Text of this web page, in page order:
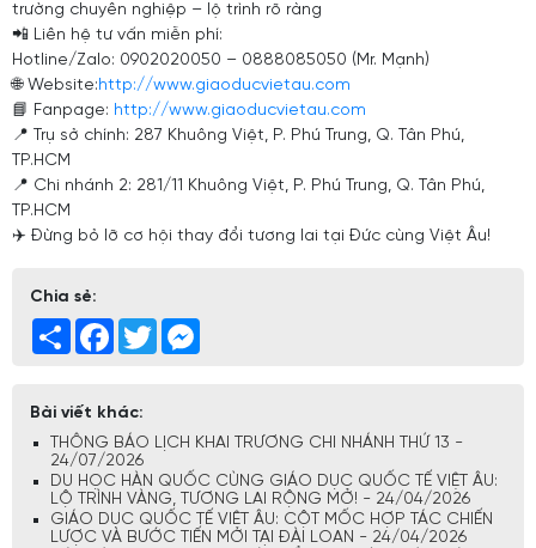
trường chuyên nghiệp – lộ trình rõ ràng
📲 Liên hệ tư vấn miễn phí:
Hotline/Zalo: 0902020050 – 0888085050 (Mr. Mạnh)
🌐 Website:http://www.giaoducvietau.com
📘 Fanpage: http://www.giaoducvietau.com
📍 Trụ sở chính: 287 Khuông Việt, P. Phú Trung, Q. Tân Phú,
TP.HCM
📍 Chi nhánh 2: 281/11 Khuông Việt, P. Phú Trung, Q. Tân Phú,
TP.HCM
✈️ Đừng bỏ lỡ cơ hội thay đổi tương lai tại Đức cùng Việt Âu!
Chia sẻ:
Share Facebook
Twitter
Bài viết khác:
THÔNG BÁO LỊCH KHAI TRƯƠNG CHI NHÁNH THỨ 13 -
24/07/2026
DU HỌC HÀN QUỐC CÙNG GIÁO DỤC QUỐC TẾ VIỆT ÂU:
LỘ TRÌNH VÀNG, TƯƠNG LAI RỘNG MỞ! - 24/04/2026
GIÁO DỤC QUỐC TẾ VIỆT ÂU: CỘT MỐC HỢP TÁC CHIẾN
LƯỢC VÀ BƯỚC TIẾN MỚI TẠI ĐÀI LOAN - 24/04/2026